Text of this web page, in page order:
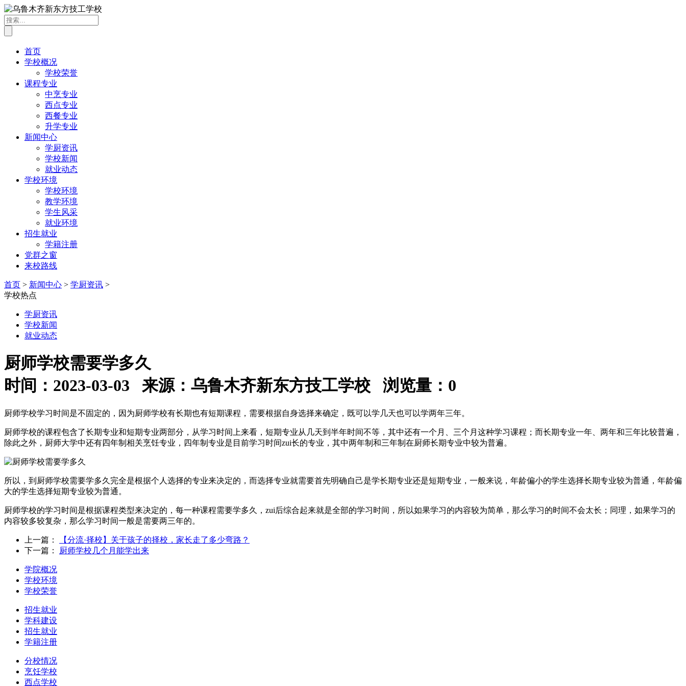
首页
学校概况
学校荣誉
课程专业
中烹专业
西点专业
西餐专业
升学专业
新闻中心
学厨资讯
学校新闻
就业动态
学校环境
学校环境
教学环境
学生风采
就业环境
招生就业
学籍注册
党群之窗
来校路线
首页 > 新闻中心 > 学厨资讯 >
学校热点
学厨资讯
学校新闻
就业动态
厨师学校需要学多久
时间：2023-03-03 来源：乌鲁木齐新东方技工学校 浏览量： 0
厨师学校学习时间是不固定的，因为厨师学校有长期也有短期课程，需要根据自身选择来确定，既可以学几天也可以学两年三年。
厨师学校的课程包含了长期专业和短期专业两部分，从学习时间上来看，短期专业从几天到半年时间不等，其中还有一个月、三个月这种学习课程；而长期专业一年、两年和三年比较普遍，
除此之外，厨师大学中还有四年制相关烹饪专业，四年制专业是目前学习时间zui长的专业，其中两年制和三年制在厨师长期专业中较为普遍。
所以，到厨师学校需要学多久完全是根据个人选择的专业来决定的，而选择专业就需要首先明确自己是学长期专业还是短期专业，一般来说，年龄偏小的学生选择长期专业较为普通，年龄偏
大的学生选择短期专业较为普通。
厨师学校的学习时间是根据课程类型来决定的，每一种课程需要学多久，zui后综合起来就是全部的学习时间，所以如果学习的内容较为简单，那么学习的时间不会太长；同理，如果学习的
内容较多较复杂，那么学习时间一般是需要两三年的。
上一篇：
【分流·择校】关于孩子的择校，家长走了多少弯路？
下一篇：
厨师学校几个月能学出来
学院概况
学校环境
学校荣誉
招生就业
学科建设
招生就业
学籍注册
分校情况
烹饪学校
西点学校